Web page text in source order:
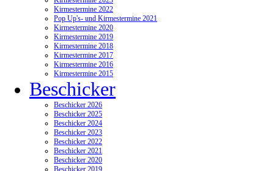
Kirmestermine 2022
Pop Up's- und Kirmestermine 2021
Kirmestermine 2020
Kirmestermine 2019
Kirmestermine 2018
Kirmestermine 2017
Kirmestermine 2016
Kirmestermine 2015
Beschicker
Beschicker 2026
Beschicker 2025
Beschicker 2024
Beschicker 2023
Beschicker 2022
Beschicker 2021
Beschicker 2020
Beschicker 2019